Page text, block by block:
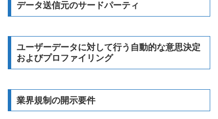
データ送信元のサードパーティ
ユーザーデータに対して行う自動的な意思決定
およびプロファイリング
業界規制の開示要件